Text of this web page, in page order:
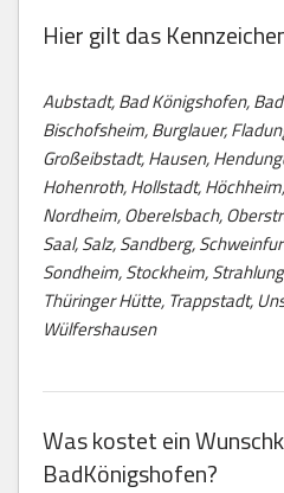
Hier gilt das
Aubstadt, Bad Königshofen,
Bischofsheim, Burglauer,
Großeibstadt, Hausen,
Hohenroth, Hollstadt,
Nordheim, Oberelsbach,
Saal, Salz, Sandberg,
Sondheim, Stockheim,
Thüringer Hütte, Trappstadt,
Wülfershausen
Was kostet ein
BadKönigshofen?